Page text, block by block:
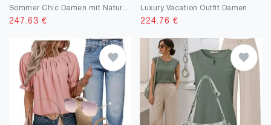
Sommer Chic Damen mit Naturmaterialien
247.63 €
Luxury Vacation Outfit Damen
224.76 €